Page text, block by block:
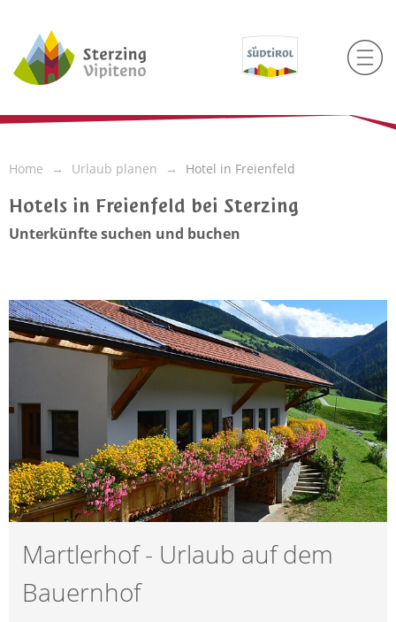
Home Urlaub planen Hotel in Freienfeld
Hotels in Freienfeld bei Sterzing
Unterkünfte suchen und buchen
Martlerhof - Urlaub auf dem
Bauernhof